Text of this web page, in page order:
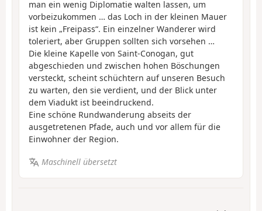
man ein wenig Diplomatie walten lassen, um
vorbeizukommen … das Loch in der kleinen Mauer
ist kein „Freipass“. Ein einzelner Wanderer wird
toleriert, aber Gruppen sollten sich vorsehen …
Die kleine Kapelle von Saint-Conogan, gut
abgeschieden und zwischen hohen Böschungen
versteckt, scheint schüchtern auf unseren Besuch
zu warten, den sie verdient, und der Blick unter
dem Viadukt ist beeindruckend.
Eine schöne Rundwanderung abseits der
ausgetretenen Pfade, auch und vor allem für die
Einwohner der Region.
Maschinell übersetzt